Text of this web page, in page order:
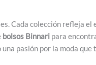
Cada colección refleja el
bolsos Binnari para
pasión por la moda